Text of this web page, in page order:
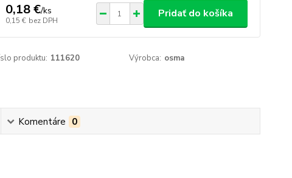
0,18 €/ks
0,15 € bez DPH
Pridať do košíka
produktu: 111620 Výrobca: osma
Komentáre 0